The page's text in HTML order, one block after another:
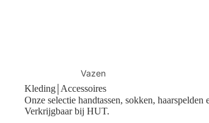
Vazen
Plaids & kussens
Handdoeken
Kleding￨Accessoires
Onze selectie handtassen, sokken, haarspelden
Verkrijgbaar bij HUT.